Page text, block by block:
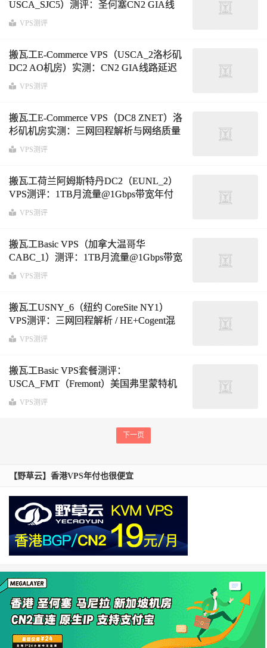
USCA_SJC5）测评：圣何塞CN2 GIA线
路实测延迟158ms，三网回程解析与路由
VPS测评
搬瓦工E-Commerce VPS（USCA_2洛杉矶
DC2 AO机房）实测：CN2 GIA线路延迟
与路由深度分析
VPS测评
搬瓦工E-Commerce VPS（DC8 ZNET）洛
杉矶机房实测：三网回程解析与网络质量
全面评测
VPS测评
搬瓦工荷兰阿姆斯特丹DC2（EUNL_2）
VPS测评：1TB月流量@1Gbps带宽年付
$49.99，三网路由、延迟表现与解锁能力
VPS测评
搬瓦工Basic VPS（加拿大温哥华
CABC_1）测评：1TB月流量@1Gbps带宽
年付$49.99，CN2之外的北美中转线路表
VPS测评
搬瓦工USNY_6（纽约 CoreSite NY1）
VPS测评：三网回程解析 / HE+Cogent混
合线路表现与真实网络质量分析
VPS测评
搬瓦工Basic VPS套餐测评：
USCA_FMT（Fremont）美国弗里蒙特机
房表现实测｜三网回程与性能分析
VPS测评
下一页
【野草云】香港VPS年付也很便宜